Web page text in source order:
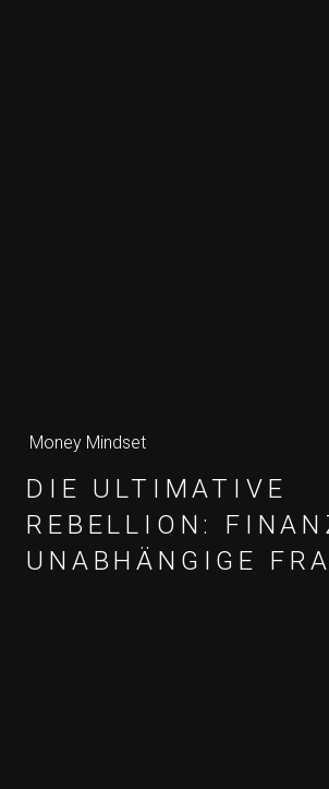
Money Mindset
DIE ULTIMATIVE
REBELLION:
UNABHÄNGIGE